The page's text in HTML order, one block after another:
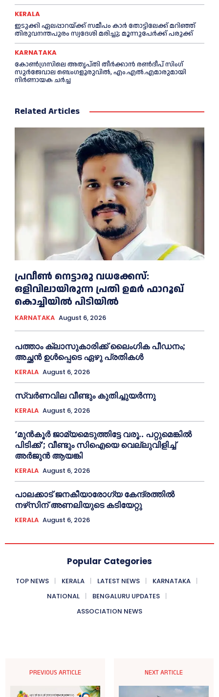
KERALA
ഇടുക്കി ഏലപ്പാറയ്ക്ക് സമീപം കാര്‍ തോട്ടിലേക്ക് മറിഞ്ഞ്
തിരുവനന്തപുരം സ്വദേശി മരിച്ചു; മൂന്നുപേര്‍ക്ക് പരുക്ക്
KARNATAKA
കോൺഗ്രസിലെ അതൃപ്തി തീർക്കാൻ രൺദീപ് സിംഗ്
സുര്‍ജേവാല ബെംഗളൂരുവിൽ, എം.എൽ.എമാരുമായി
നിർണായക ചർച്ച
Related Articles
പ്രവീണ്‍ നെട്ടാരു വധക്കേസ്:
ഒളിവിലായിരുന്ന പ്രതി ഉമര്‍ ഫാറൂഖ്
കൊച്ചിയില്‍ പിടിയില്‍
KARNATAKA August 6, 2026
പത്താം ക്ലാസുകാരിക്ക് ലൈംഗിക പീഡനം;
അച്ഛന്‍ ഉള്‍പ്പെടെ ഏഴു പ്രതികള്‍
KERALA August 6, 2026
സ്വർണവില വീണ്ടും കുതിച്ചുയർന്നു
KERALA August 6, 2026
‘മുൻ‌കൂര്‍ ജാമ്യമെടുത്തിട്ടേ വരൂ.. പറ്റുമെങ്കില്‍
പിടിക്ക്’; വീണ്ടും സിഐയെ വെല്ലുവിളിച്ച്‌
അര്‍ജുന്‍ ആയങ്കി
KERALA August 6, 2026
പാലക്കാട് ജനകീയാരോഗ്യ കേന്ദ്രത്തില്‍
നഴ്‌സിന് അണലിയുടെ കടിയേറ്റു
KERALA August 6, 2026
Popular Categories
TOP NEWS KERALA LATEST NEWS
KARNATAKA
NATIONAL
BENGALURU UPDATES
ASSOCIATION NEWS
PREVIOUS ARTICLE NEXT ARTICLE